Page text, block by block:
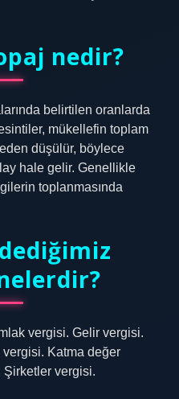
nedir?
belirtilen oranlarda
mükellefin toplam
düşülür, böylece
hale gelir. Genellikle
toplanmasında
vergisi. Gelir vergisi.
vergisi. Katma değer
vergisi.